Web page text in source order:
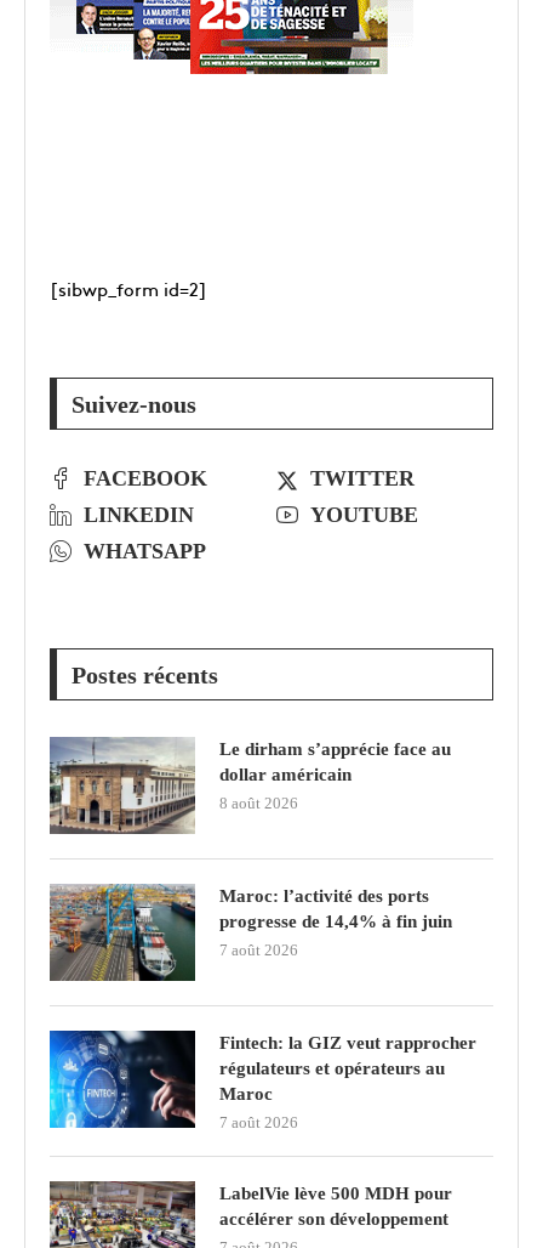
[sibwp_form id=2]
Suivez-nous
FACEBOOK
TWITTER
LINKEDIN
YOUTUBE
WHATSAPP
Postes récents
Le dirham s’apprécie face au
dollar américain
8 août 2026
Maroc: l’activité des ports
progresse de 14,4% à fin juin
7 août 2026
Fintech: la GIZ veut rapprocher
régulateurs et opérateurs au
Maroc
7 août 2026
LabelVie lève 500 MDH pour
accélérer son développement